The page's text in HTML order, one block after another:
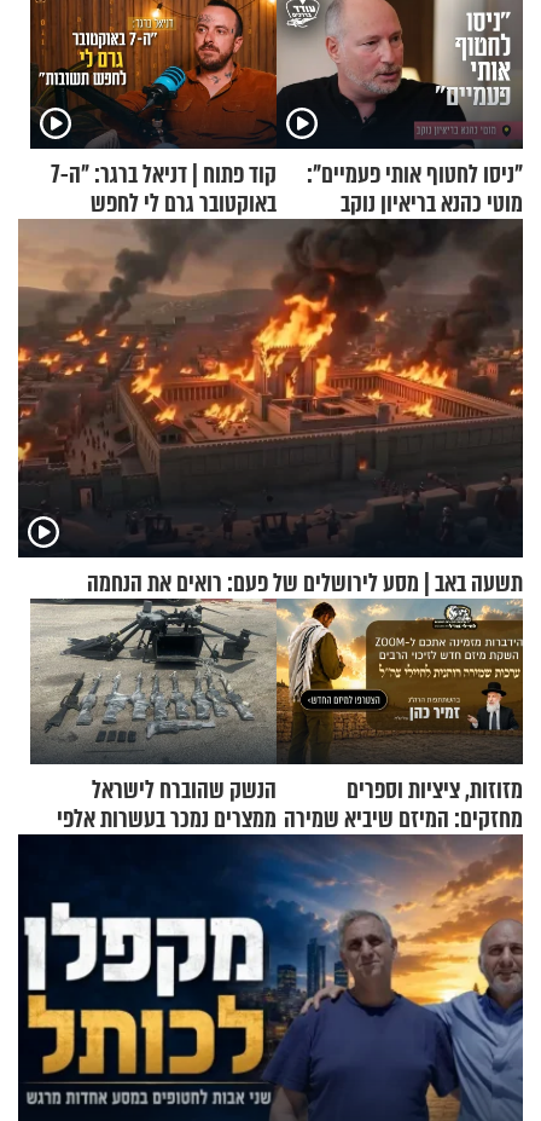
"ניסו לחטוף אותי פעמיים":
מוטי כהנא בריאיון נוקב
קוד פתוח | דניאל ברגר: "ה-7
באוקטובר גרם לי לחפש
תשובות"
תשעה באב | מסע לירושלים של פעם: רואים את הנחמה
מזוזות, ציציות וספרים
מחזקים: המיזם שיביא שמירה
רוחנית לאלפי חיילי צה"ל
הנשק שהוברח לישראל
ממצרים נמכר בעשרות אלפי
שקלים